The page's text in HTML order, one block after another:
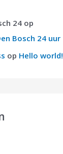
24 op
Bosch 24 uur
op Hello world!